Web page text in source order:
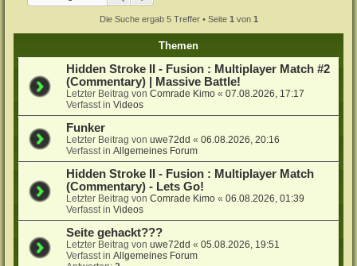
Die Suche ergab 5 Treffer • Seite 1 von 1
Themen
Hidden Stroke II - Fusion : Multiplayer Match #2
(Commentary) | Massive Battle!
Letzter Beitrag vonComrade Kimo «07.08.2026, 17:17
Verfasst inVideos
Funker
Letzter Beitrag vonuwe72dd «06.08.2026, 20:16
Verfasst inAllgemeines Forum
Hidden Stroke II - Fusion : Multiplayer Match
(Commentary) - Lets Go!
Letzter Beitrag vonComrade Kimo «06.08.2026, 01:39
Verfasst inVideos
Seite gehackt???
Letzter Beitrag vonuwe72dd «05.08.2026, 19:51
Verfasst inAllgemeines Forum